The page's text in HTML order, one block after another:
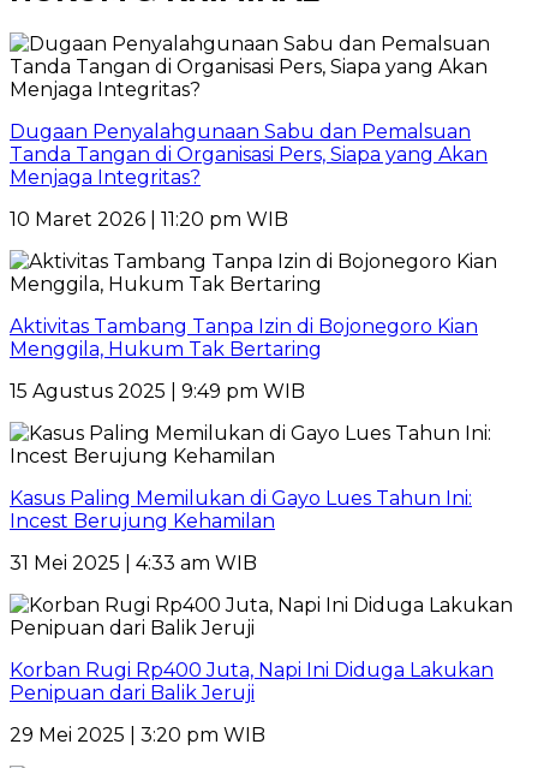
Dugaan Penyalahgunaan Sabu dan Pemalsuan
Tanda Tangan di Organisasi Pers, Siapa yang Akan
Menjaga Integritas?
10 Maret 2026 | 11:20 pm WIB
Aktivitas Tambang Tanpa Izin di Bojonegoro Kian
Menggila, Hukum Tak Bertaring
15 Agustus 2025 | 9:49 pm WIB
Kasus Paling Memilukan di Gayo Lues Tahun Ini:
Incest Berujung Kehamilan
31 Mei 2025 | 4:33 am WIB
Korban Rugi Rp400 Juta, Napi Ini Diduga Lakukan
Penipuan dari Balik Jeruji
29 Mei 2025 | 3:20 pm WIB